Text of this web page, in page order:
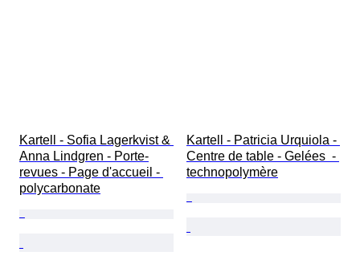
Kartell - Sofia Lagerkvist &
Anna Lindgren - Porte-
revues - Page d'accueil -
polycarbonate
Kartell - Patricia Urquiola -
Centre de table - Gelées  -
technopolymère